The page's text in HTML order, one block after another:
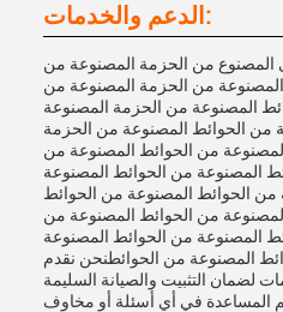
الدعم والخدمات:
المصنوع من الحزمة المصنوعة من
من الحزمة المصنوعة من
المصنوعة من الحزمة المصنوعة
من الحوائط المصنوعة من الحزمة
من الحوائط المصنوعة من
المصنوعة من الحوائط المصنوعة
من الحوائط المصنوعة من الحوائط
من الحوائط المصنوعة من
المصنوعة من الحوائط المصنوعة
المصنوعة من الحوائطنحن نقدم
لضمان التثبيت والصيانة السليمة
المساعدة في أي أسئلة أو مخاوف